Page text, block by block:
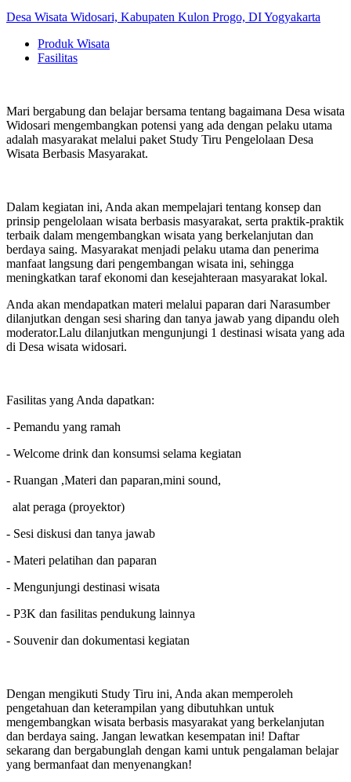
Desa Wisata Widosari, Kabupaten Kulon Progo, DI Yogyakarta
Produk Wisata
Fasilitas
Mari bergabung dan belajar bersama tentang bagaimana Desa wisata
Widosari mengembangkan potensi yang ada dengan pelaku utama
adalah masyarakat melalui paket Study Tiru Pengelolaan Desa
Wisata Berbasis Masyarakat.
Dalam kegiatan ini, Anda akan mempelajari tentang konsep dan
prinsip pengelolaan wisata berbasis masyarakat, serta praktik-praktik
terbaik dalam mengembangkan wisata yang berkelanjutan dan
berdaya saing. Masyarakat menjadi pelaku utama dan penerima
manfaat langsung dari pengembangan wisata ini, sehingga
meningkatkan taraf ekonomi dan kesejahteraan masyarakat lokal.
Anda akan mendapatkan materi melalui paparan dari Narasumber
dilanjutkan dengan sesi sharing dan tanya jawab yang dipandu oleh
moderator.Lalu dilanjutkan mengunjungi 1 destinasi wisata yang ada
di Desa wisata widosari.
Fasilitas yang Anda dapatkan:
- Pemandu yang ramah
- Welcome drink dan konsumsi selama kegiatan
- Ruangan ,Materi dan paparan,mini sound,
alat peraga (proyektor)
- Sesi diskusi dan tanya jawab
- Materi pelatihan dan paparan
- Mengunjungi destinasi wisata
- P3K dan fasilitas pendukung lainnya
- Souvenir dan dokumentasi kegiatan
Dengan mengikuti Study Tiru ini, Anda akan memperoleh
pengetahuan dan keterampilan yang dibutuhkan untuk
mengembangkan wisata berbasis masyarakat yang berkelanjutan
dan berdaya saing. Jangan lewatkan kesempatan ini! Daftar
sekarang dan bergabunglah dengan kami untuk pengalaman belajar
yang bermanfaat dan menyenangkan!